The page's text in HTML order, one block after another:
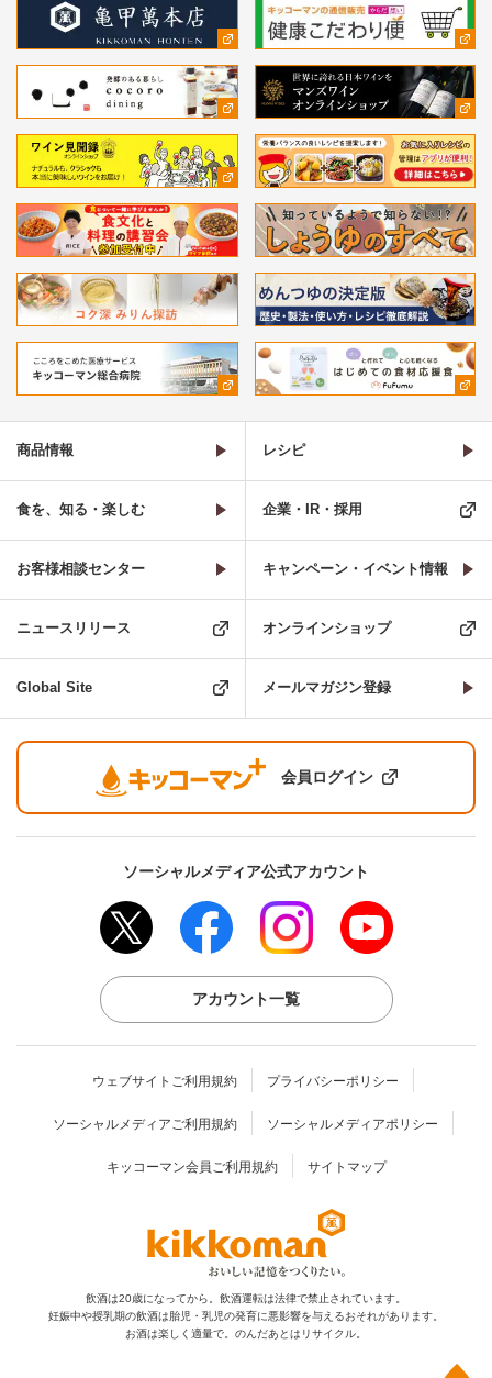
商品情報 レシピ
食を、知る・楽しむ 企業・IR・採用
お客様相談センター キャンペーン・イベント情報
ニュースリリース オンラインショップ
Global Site メールマガジン登録
会員ログイン
ソーシャルメディア公式アカウント
アカウント一覧
ウェブサイトご利用規約 プライバシーポリシー
ソーシャルメディアご利用規約 ソーシャルメディアポリシー
キッコーマン会員ご利用規約 サイトマップ
飲酒は20歳になってから。飲酒運転は法律で禁止されています。
妊娠中や授乳期の飲酒は胎児・乳児の発育に悪影響を与えるおそれがあります。
お酒は楽しく適量で。のんだあとはリサイクル。